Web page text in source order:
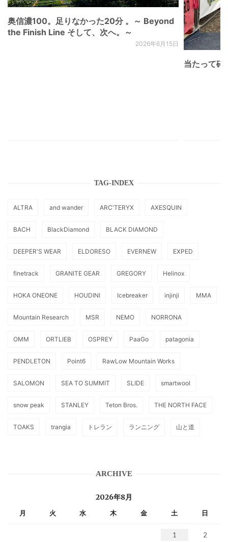
奥信濃100。足りなかった20分 。～ Beyond
the Finish Line そして、次へ。～
2026年6月15日
当たって砕
TAG-INDEX
ALTRA and wander ARC'TERYX AXESQUIN
BACH BlackDiamond BLACK DIAMOND
DEEPER'S WEAR ELDORESO EVERNEW EXPED
finetrack GRANITE GEAR GREGORY Helinox
HOKA ONEONE HOUDINI Icebreaker injinji MMA
Mountain Research MSR NEMO NORRONA
OMM ORTLIEB OSPREY PaaGo patagonia
PENDLETON Point6 RawLow Mountain Works
SALOMON SEA TO SUMMIT SLIDE smartwool
snow peak STANLEY Teton Bros. THE NORTH FACE
TOAKS trangia トレラン ランニング 山と道
ARCHIVE
2026年8月
月 火 水 木 金 土 日
1 2